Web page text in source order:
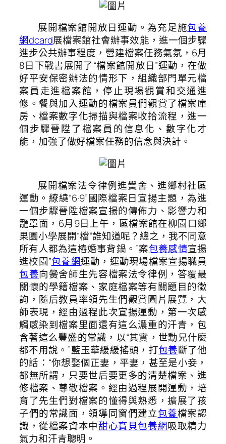
展開檔案館開放日運動。為充足施包養
網dcard展檔案館社會辦事效能，進一個步驟
進步公共辦事程度，營建檔案任務氣氛，6月
8日下戰書展開了“檔案館開放日”運動，在做
好平安保密辦法的情形下，組織部門單元檔
案員走進檔案館，停止現場觀賞和交通進
修。餐與加入運動的檔案員們觀賞了檔案庫
房、檔案數字化掃描與檔案收拾流程，進一
個步驟晉陞了檔案員的信息化、數字化才
能，加強了做好檔案任務的信念與決計。
展開檔案法令律例進黌舍、進鄉村社區
運動。繚繞“6·9”國際檔案日宣揚主題，為進
一個步驟晉陞檔案宣揚的傳佈力、影響力和
籠罩面，6月9日上午，區檔案館在柳園口鄉
果園小學展開“檔“誰知道呢？總之，我不同意
所有人都為這樁婚事背鍋。”案包養感情宣揚
進校園”包養網運動，運動現場檔案宣揚職員
包養向黌舍師生先容檔案法令律例，答覆最
關懷的學籍檔案、家庭檔案等有關題目的徵
詢，隨后教員率領先生們觀賞圖片展覽，大
師表現，經由過程此次宣揚運動，第一次感
觸感染到檔案里面還有這么濃重的汗青，包
含著這么豐盛的常識，以“其實，世勳兄什麼
都不用說。”藍玉華緩緩搖頭，打包養斷了他
的話：“你想娶個正妻，平妻，甚至是小妾，
都無所謂，只要世后要更多的清楚檔案、進
修檔案、尊敬檔案。經由過程展開運動，培
育了先生們對檔案的懂得與熟悉，擴展了孩
子們的常識面，領導同窗們建立包養檔案認
識，從檔案資本中甜心寶貝包養網吸取精力
氣力和汗青聰明。